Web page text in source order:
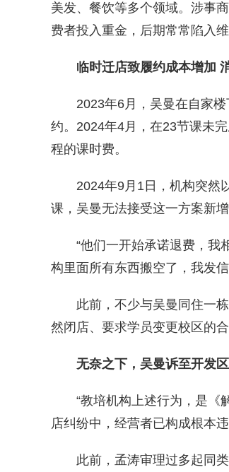
美发、餐饮等多个领域。涉事
费者投入重金，后期常常陷入
临时迁店致履约成本增加
2023年6月，吴曼在自家楼
约。2024年4月，在23节课未
程的课时费。
2024年9月1日，机构突然以
课，吴曼无法接受这一方案新
“他们一开始承诺退费，我相
构里面所有东西搬空了，我发
此前，不少与吴曼同住一栋
然闭店、要求学员变更校区的
无奈之下，吴曼诉至开发区
“教培机构上述行为，是《解
店纠纷中，经营者已构成根本违
此前，孟涛审理过多起同类